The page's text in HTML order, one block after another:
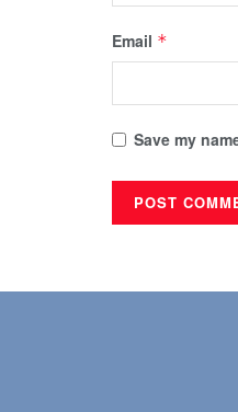
Email *
Save my